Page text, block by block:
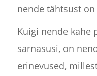
nende tähtsust
Kuigi nende kahe
sarnasusi, on
erinevused,